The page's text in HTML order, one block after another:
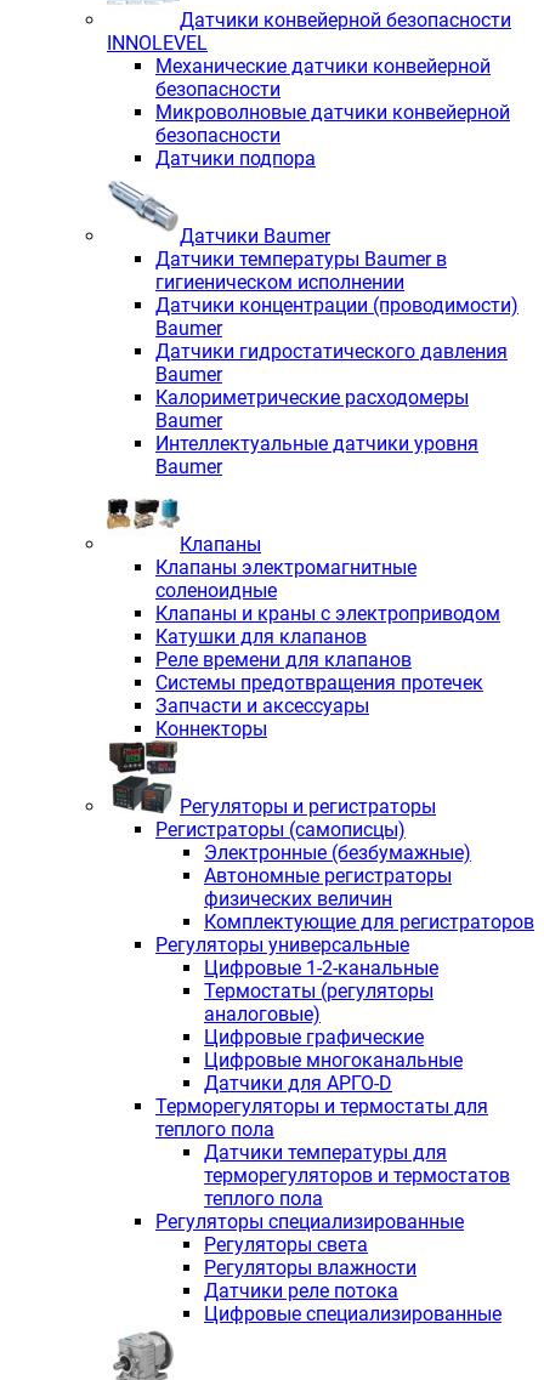
Датчики конвейерной безопасности
INNOLEVEL
Механические датчики конвейерной
безопасности
Микроволновые датчики конвейерной
безопасности
Датчики подпора
Датчики Baumer
Датчики температуры Baumer в
гигиеническом исполнении
Датчики концентрации (проводимости)
Baumer
Датчики гидростатического давления
Baumer
Калориметрические расходомеры
Baumer
Интеллектуальные датчики уровня
Baumer
Клапаны
Клапаны электромагнитные
соленоидные
Клапаны и краны с электроприводом
Катушки для клапанов
Реле времени для клапанов
Системы предотвращения протечек
Запчасти и аксессуары
Коннекторы
Регуляторы и регистраторы
Регистраторы (самописцы)
Электронные (безбумажные)
Автономные регистраторы
физических величин
Комплектующие для регистраторов
Регуляторы универсальные
Цифровые 1-2-канальные
Термостаты (регуляторы
аналоговые)
Цифровые графические
Цифровые многоканальные
Датчики для АРГО-D
Терморегуляторы и термостаты для
теплого пола
Датчики температуры для
терморегуляторов и термостатов
теплого пола
Регуляторы специализированные
Регуляторы света
Регуляторы влажности
Датчики реле потока
Цифровые специализированные